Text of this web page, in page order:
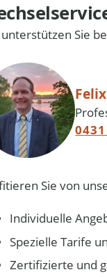
Sie
Sie von
Individuelle
Spezielle Tarife
Zertifizierte und